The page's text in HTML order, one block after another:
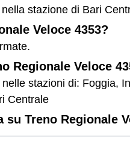
stazione di Bari
Veloce 4353?
Regionale Veloce
stazioni di: Foggia,
Centrale
Treno Regionale